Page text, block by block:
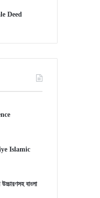
Deed
Islamic
বাংলা